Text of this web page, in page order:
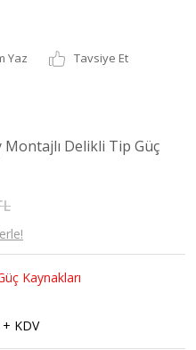
Yaz
Tavsiye Et
Montajlı Delikli Tip Güç
Kaynakları
KDV